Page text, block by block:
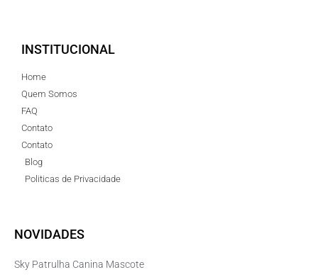
INSTITUCIONAL
Home
Quem Somos
FAQ
Contato
Contato
Blog
Politicas de Privacidade
NOVIDADES
Sky Patrulha Canina Mascote